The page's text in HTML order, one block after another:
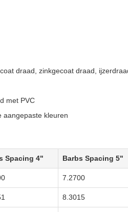
draad, zinkgecoat draad,
met PVC
aangepaste kleuren
Spacing 4" Barbs Spacing 5"
7.2700
8.3015